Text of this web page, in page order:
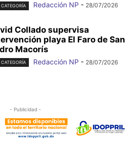
Redacción NP - 28/07/2026
Collado supervisa
playa El Faro de San
Macorís
Redacción NP - 28/07/2026
- Publicidad -